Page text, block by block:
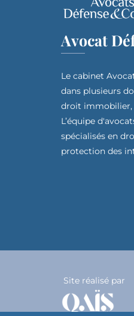
Avocat
Le cabinet
dans plusieurs
droit immobilier,
L’équipe
spécialisés en
protection des
Site réalisé par